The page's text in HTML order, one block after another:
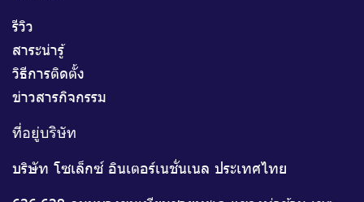
รีวิว
สาระน่ารู้
วิธีการติดตั้ง
ข่าวสารกิจกรรม
ที่อยู่บริษัท
บริษัท โซเล็กซ์ อินเตอร์เนชั่นเนล ประเทศไทย